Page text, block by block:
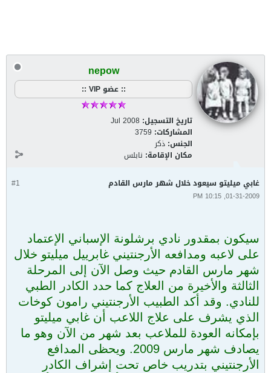
nepow
:: عضو VIP ::
تاريخ التسجيل: Jul 2008
المشاركات: 3759
الجنس: ذكر
مكان الإقامة: نابلس
#1 غابي ميليتو سيعود خلال شهر مارس القادم
01-31-2009, 10:15 PM
سيكون بمقدور نادي برشلونة الإسباني الإعتماد
على لاعبه ومدافعه الأرجنتيني غابرييل ميليتو خلال
شهر مارس القادم حيث وصل الآن إلى المرحلة
الثالثة والأخيرة من العلاج كما حدد الكادر الطبي
للنادي. وقد أكد الطبيب الأرجنتيني رامون كوخات
الذي يشرف على علاج اللاعب أن غابي ميليتو
بإمكانه العودة للملاعب بعد شهر من الآن وهو ما
يصادف شهر مارس 2009. ويحظى المدافع
الأرجنتيني بتدريب خاص تحت إشراف الكادر